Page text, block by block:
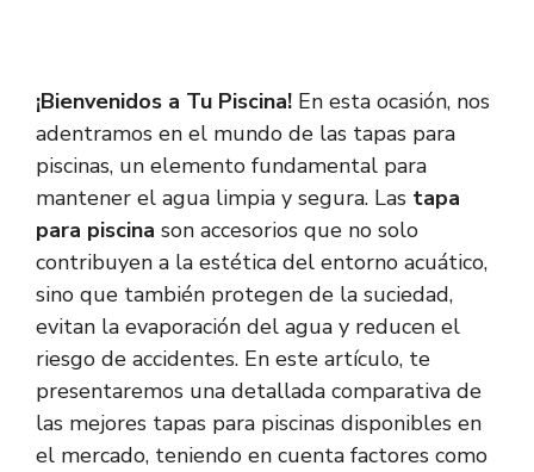
¡Bienvenidos a Tu Piscina! En esta ocasión, nos
adentramos en el mundo de las tapas para
piscinas, un elemento fundamental para
mantener el agua limpia y segura. Las tapa
para piscina son accesorios que no solo
contribuyen a la estética del entorno acuático,
sino que también protegen de la suciedad,
evitan la evaporación del agua y reducen el
riesgo de accidentes. En este artículo, te
presentaremos una detallada comparativa de
las mejores tapas para piscinas disponibles en
el mercado, teniendo en cuenta factores como